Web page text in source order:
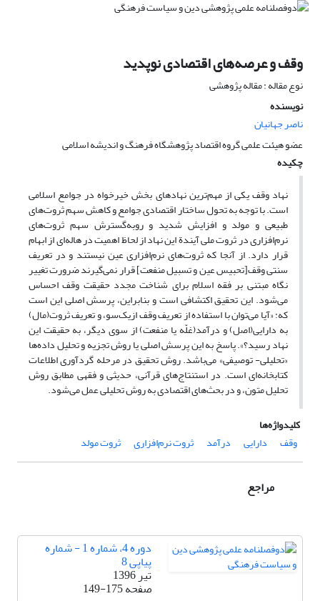
وقف و عرصه‌های اقتصادی نوپدید
نوع مقاله : مقاله پژوهشی
نویسنده
ناصر جهانیان
عضو هیئت علمی گروه اقتصاد پژوهشگاه فرهنگ و اندیشه اسلامی
چکیده
نهاد وقف یکی از مهم‌ترین نهادهای بخش خیرخواه در جوامع اسلامی
است. با توجه به تحول ساختار اقتصادی جوامع و کاهش سهم ثروت‌های
طبیعی و مولد و افزایش شدید و روبه‌گسترش سهم ثروت‌های
نرم‌افزاری در ثروت ملی آیندة این نهاد از لحاظ اهمیت در هاله‌ای از ابهام
قرار دارد. از آنجا که ثروت‌های نرم‌افزاری عین نیستند و در تعریف
سنتی وقف[تحبیس عین و تسبیل منفعت] قرار نمی‌گیرند ضرورت تغییر
نگاه مبتنی بر فقه اسلام برای شناخت مجدد حقیقت وقف احساس
می‌شود. این تحقیق اکتشافی است و بنابراین، پرسش اصلی این است
که: «آیا می‌توان با استفاده از تعریف وقف ازیک‌سو، و تعریف ثروت(مال)
به دارایی(اصل) و درآمد(غلّه یا منفعت) از سوی دیگر، به حقیقت این
نهاد رسید؟». پاسخ به این پرسش اصلی یا روش تجزیه و تحلیل داده‌ها
«تحلیلی- توصیفی» می‌باشد. روش تحقیق در مرحله گردآوری اطلاعات
کتابخانه‌ای است. در استنتاج‌های قرآنی، حدیثی و فقهی مطابق روش
تحلیل متون، و در بحث‌های اقتصادی به روش تحلیلی عمل می‌شود.
کلیدواژه‌ها
وقف
دارایی درآمد ثروت نرم‌افزاری ثروت مولد
مراجع
دوره 4، شماره 1 - شماره
پیاپی 8
تیر 1396
صفحه149-175